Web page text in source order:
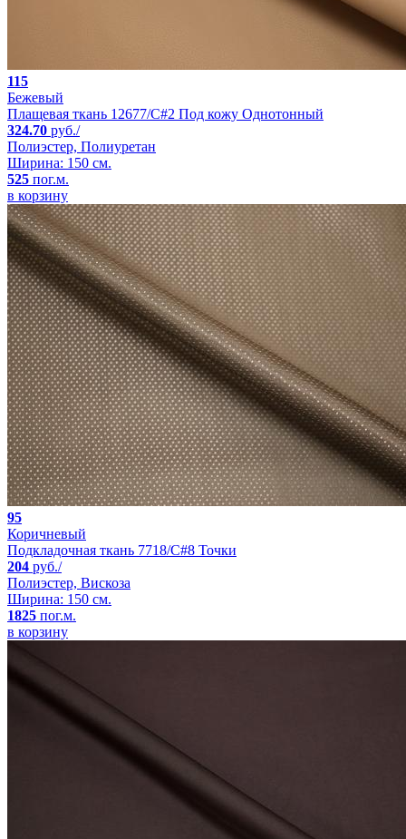
115
Бежевый
Плащевая ткань 12677/C#2 Под кожу Однотонный
324.70 руб./
Полиэстер, Полиуретан
Ширина: 150 см.
525 пог.м.
в корзину
95
Коричневый
Подкладочная ткань 7718/C#8 Точки
204 руб./
Полиэстер, Вискоза
Ширина: 150 см.
1825 пог.м.
в корзину